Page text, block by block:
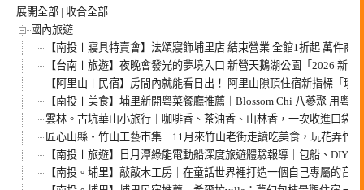
展開全部 | 收合全部
國內旅遊
【南投〡寢具特賣會】法頌寢飾埔里店 結束營業 全館1折起 萬件商
【台南〡旅遊】夜晚會發光的夢境入口 新營天鵝湖公園「2026 新營
【阿里山〡民宿】房間內就能看日出！ 阿里山隙頂住宿新指標「璦
【南投〡美食】埔里新開粵菜餐廳推薦｜Blossom Chi 八蔘聚 用粵
雲林。古坑華山小旅行｜咖啡香、茶油香、山林香，一次收進口袋
匠心山縣・竹山工藝市集｜11月來竹山老街走讀吃美食，玩花弄竹
【南投〡旅遊】日月潭綠能電動船深度旅遊體驗報導｜包船、DIY
【南投。埔里】敲敲木工房｜在童話世界裡打造一個自己專屬的音